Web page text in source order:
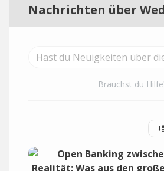
Nachrichten über
Brauchst du